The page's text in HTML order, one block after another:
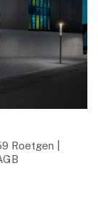
Roetgen |